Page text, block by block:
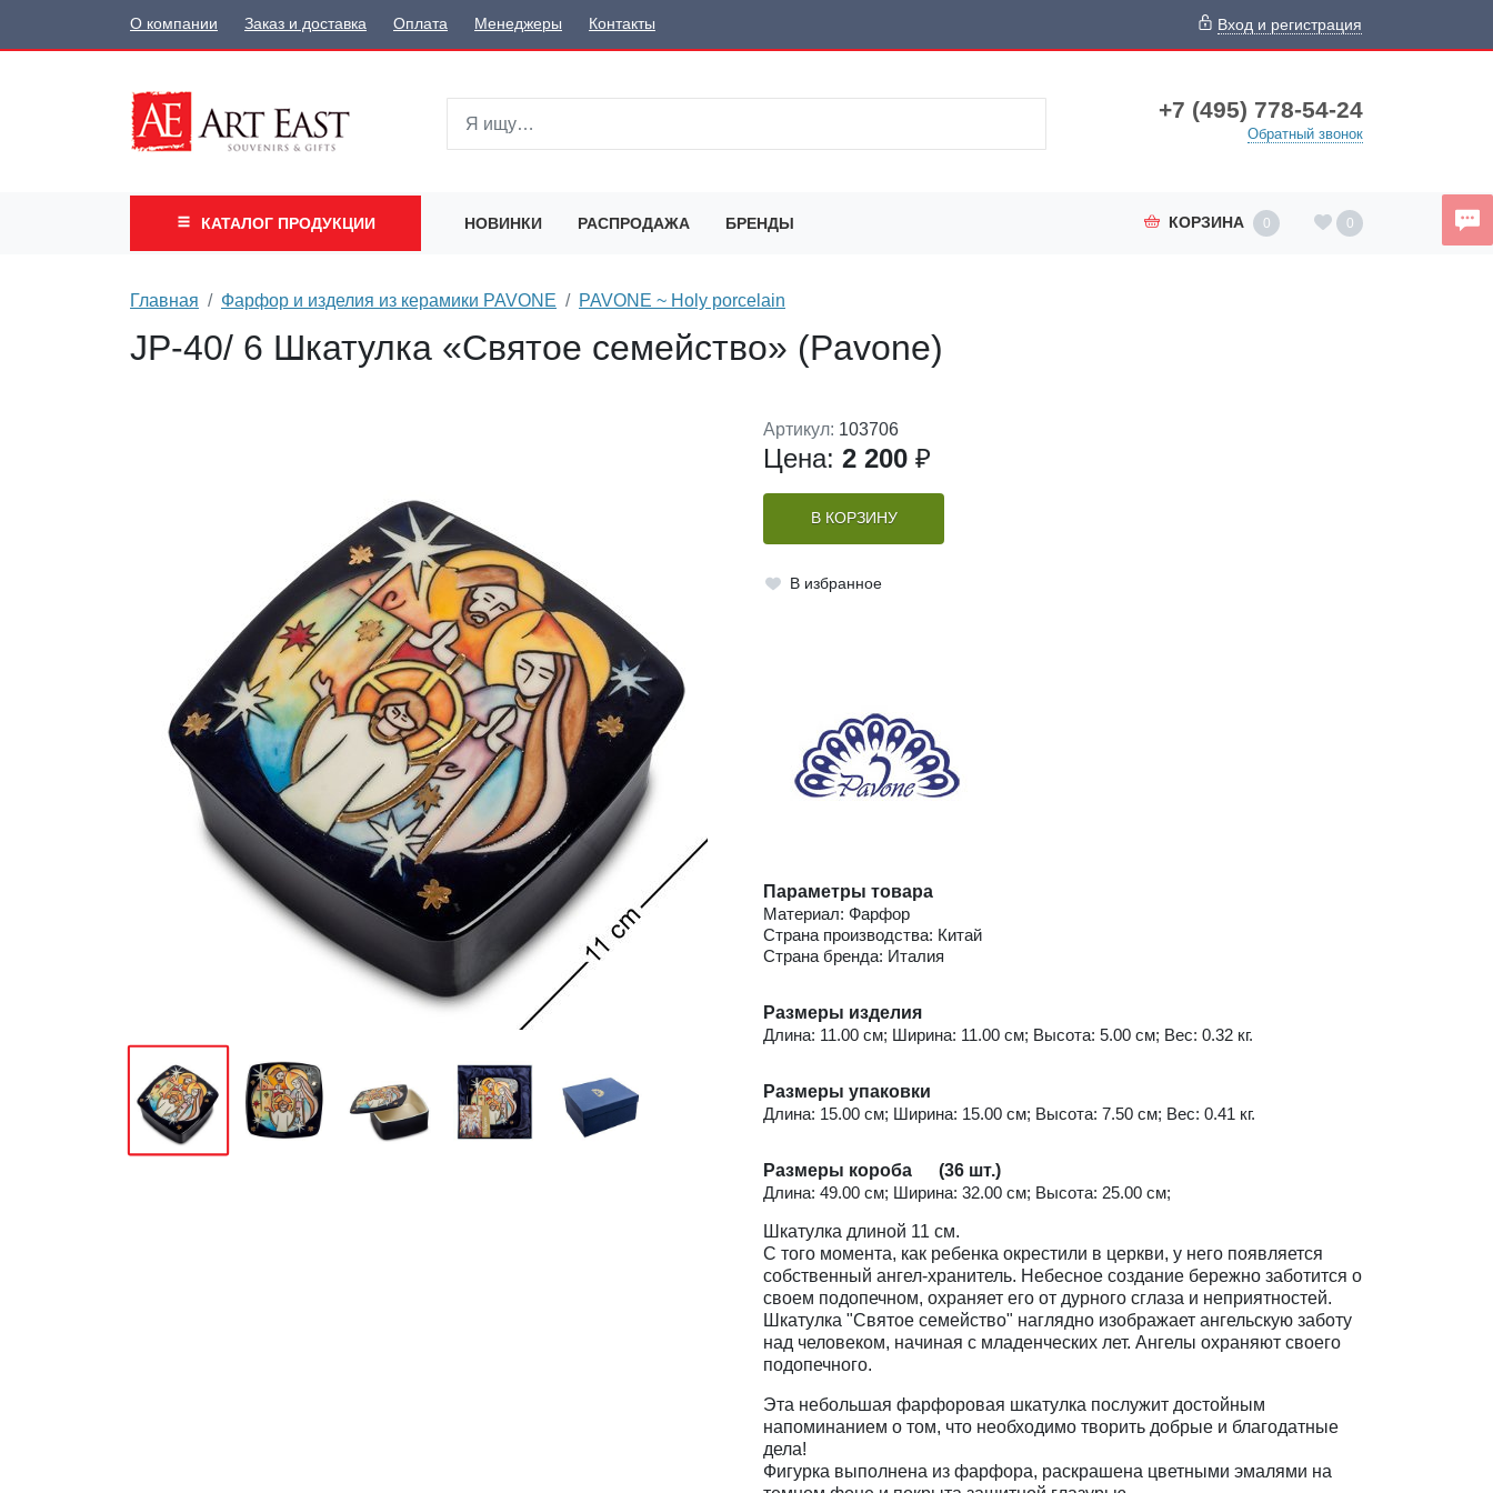
О компании Заказ и доставка Оплата Менеджеры Контакты Вход и регистрация
+7 (495) 778-54-24
Обратный звонок
КАТАЛОГ ПРОДУКЦИИ НОВИНКИ РАСПРОДАЖА БРЕНДЫ КОРЗИНА 0 0
Главная Фарфор и изделия из керамики PAVONE PAVONE ~ Holy porcelain
JP-40/ 6 Шкатулка «Святое семейство» (Pavone)
Артикул: 103706
Цена: 2 200 ₽
В КОРЗИНУ
В избранное
Параметры товара
Материал: Фарфор
Страна производства: Китай
Страна бренда: Италия
Размеры изделия
Длина: 11.00 см; Ширина: 11.00 см; Высота: 5.00 см; Вес: 0.32 кг.
Размеры упаковки
Длина: 15.00 см; Ширина: 15.00 см; Высота: 7.50 см; Вес: 0.41 кг.
Размеры короба (36 шт.)
Длина: 49.00 см; Ширина: 32.00 см; Высота: 25.00 см;
Шкатулка длиной 11 см.
С того момента, как ребенка окрестили в церкви, у него появляется
собственный ангел-хранитель. Небесное создание бережно заботится о
своем подопечном, охраняет его от дурного сглаза и неприятностей.
Шкатулка "Святое семейство" наглядно изображает ангельскую заботу
над человеком, начиная с младенческих лет. Ангелы охраняют своего
подопечного.
Эта небольшая фарфоровая шкатулка послужит достойным
напоминанием о том, что необходимо творить добрые и благодатные
дела!
Фигурка выполнена из фарфора, раскрашена цветными эмалями на